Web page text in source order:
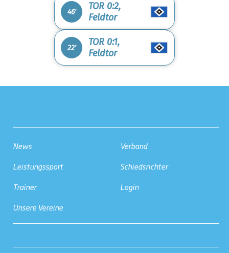
46'
TOR 0:2,
Feldtor
22'
TOR 0:1,
Feldtor
News
Leistungssport
Trainer
Unsere Vereine
Verband
Schiedsrichter
Login